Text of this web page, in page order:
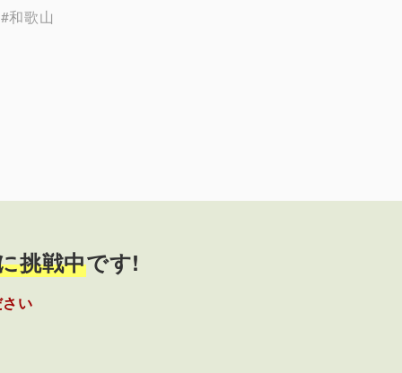
#和歌山
挑戦中です!
い